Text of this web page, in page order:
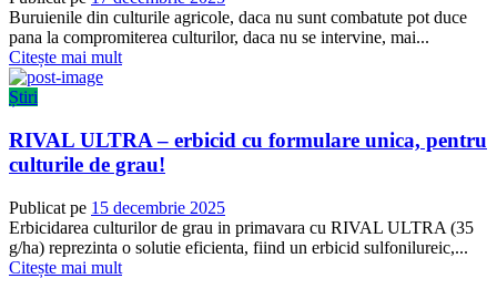
Buruienile din culturile agricole, daca nu sunt combatute pot duce
pana la compromiterea culturilor, daca nu se intervine, mai...
Citește mai mult
Știri
RIVAL ULTRA – erbicid cu formulare unica, pentru
culturile de grau!
Publicat pe 15 decembrie 2025
Erbicidarea culturilor de grau in primavara cu RIVAL ULTRA (35
g/ha) reprezinta o solutie eficienta, fiind un erbicid sulfonilureic,...
Citește mai mult